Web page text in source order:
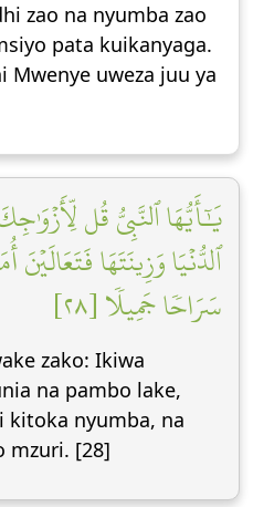
zao na nyumba zao
pata kuikanyaga.
Mwenye uweza juu ya
يَٰٓأَيُّهَا ٱلنَّبِيُّ قُل
ٱلدُّنۡيَا وَزِينَتَهَا
سَرَاحٗا جَمِيلٗا [٢٨]
zako: Ikiwa
na pambo lake,
kitoka nyumba, na
mzuri. [28]